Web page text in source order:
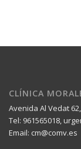
CLÍNICA
Avenida Al Vedat
Tel: 961565018,
Email: cm@comv.es